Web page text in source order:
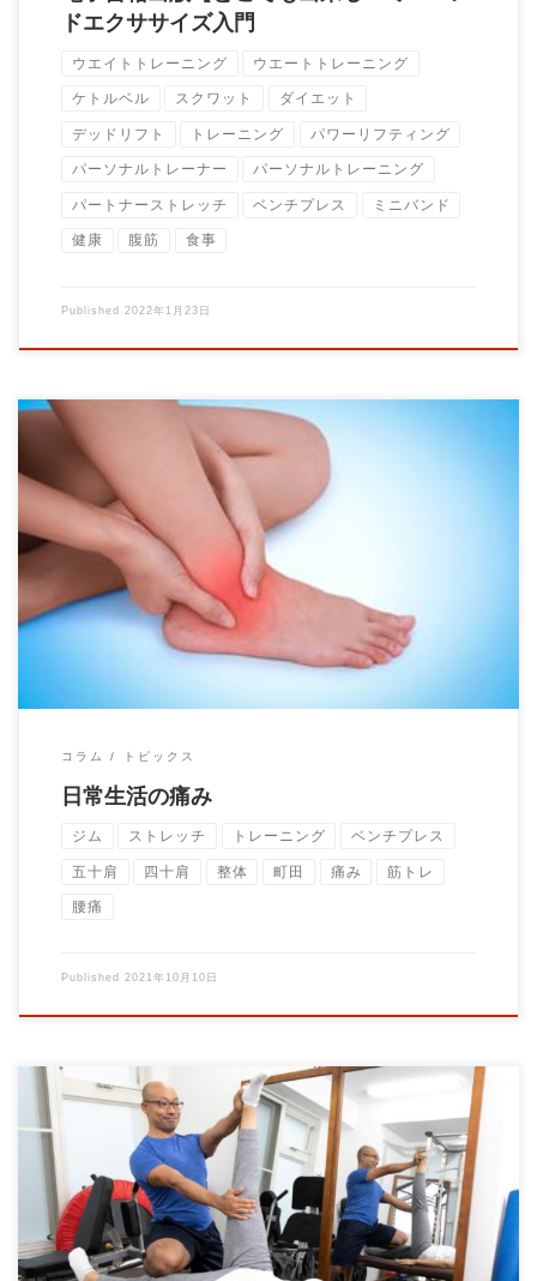
ドエクササイズ入門
ウエイトトレーニング ウエートトレーニング
ケトルベル スクワット ダイエット
デッドリフト トレーニング パワーリフティング
パーソナルトレーナー パーソナルトレーニング
パートナーストレッチ ベンチプレス ミニバンド
健康 腹筋 食事
Published 2022年1月23日
日常生活での痛みでお悩みの方も当ジムへいらっしゃいます。
痛みとはなにか？ […]
コラム トピックス
日常生活の痛み
ジム ストレッチ トレーニング ベンチプレス
五十肩 四十肩 整体 町田 痛み 筋トレ
腰痛
Published 2021年10月10日
１０月より水曜日限定 ストレッチ専門店Brain をスタートしま
す。 お客様はベッドに寝るだけ トレ […]